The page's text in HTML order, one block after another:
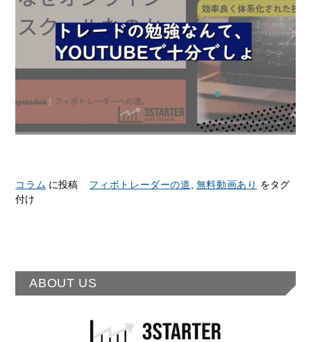
コラム に投稿 フィボトレーダーの道, 無料動画あり をタグ
付け
ABOUT US